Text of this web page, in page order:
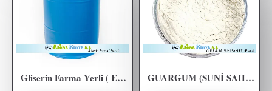
Gliserin Farma Yerli ( E422 ) Gliserol Bitkisel 1000KG GUARGUM (SUNİ SAHLEP) (E 412) 25KG